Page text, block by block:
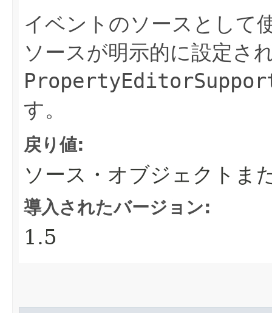
イベントのソースとして
ソースが明示的に設定さ
す。
戻り値:
ソース・オブジェクトま
導入されたバージョン:
1.5